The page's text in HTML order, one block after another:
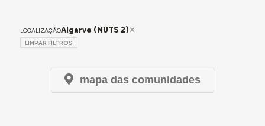
LOCALIZAÇÃOAlgarve (NUTS 2)
LIMPAR FILTROS
mapa das comunidades